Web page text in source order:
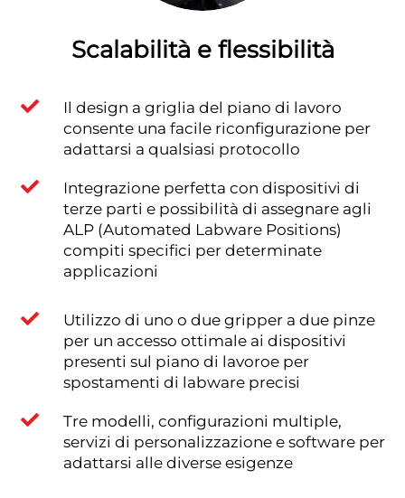
Scalabilità e flessibilità

Il design a griglia del piano di lavoro
consente una facile riconfigurazione per
adattarsi a qualsiasi protocollo

Integrazione perfetta con dispositivi di
terze parti e possibilità di assegnare agli
ALP (Automated Labware Positions)
compiti specifici per determinate
applicazioni

Utilizzo di uno o due gripper a due pinze
per un accesso ottimale ai dispositivi
presenti sul piano di lavoroe per
spostamenti di labware precisi

Tre modelli, configurazioni multiple,
servizi di personalizzazione e software per
adattarsi alle diverse esigenze